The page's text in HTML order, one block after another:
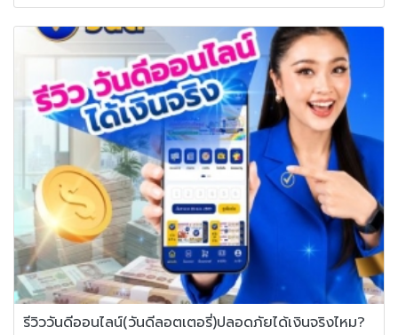
รีวิววันดีออนไลน์(วันดีลอตเตอรี่)ปลอดภัยได้เงินจริงไหม?